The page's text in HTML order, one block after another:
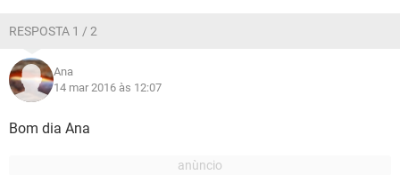
RESPOSTA 1 / 2
Ana
14 mar 2016 às 12:07
Bom dia Ana